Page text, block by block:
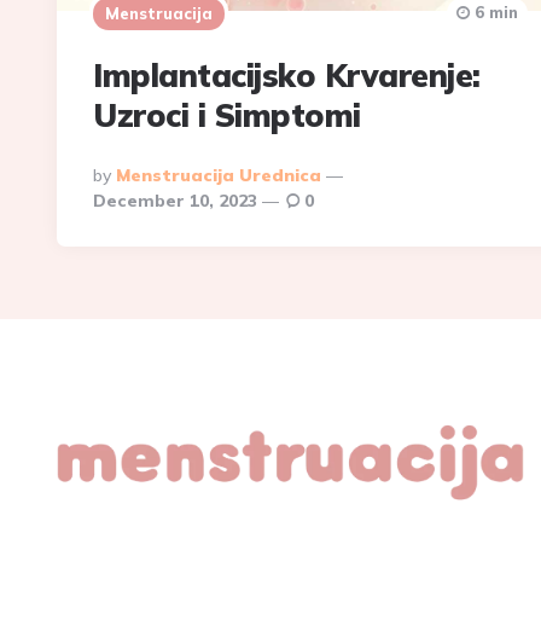
Menstruacija
Implantacijsko Krvarenje:
Uzroci i Simptomi
Posted
By
By Menstruacija Urednica
December 10, 2023
6 min
0